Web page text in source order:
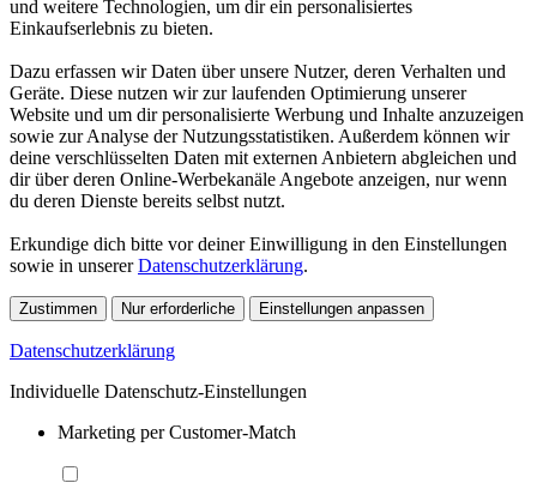
und weitere Technologien, um dir ein personalisiertes
Einkaufserlebnis zu bieten.
Dazu erfassen wir Daten über unsere Nutzer, deren Verhalten und
Geräte. Diese nutzen wir zur laufenden Optimierung unserer
Website und um dir personalisierte Werbung und Inhalte anzuzeigen
sowie zur Analyse der Nutzungsstatistiken. Außerdem können wir
deine verschlüsselten Daten mit externen Anbietern abgleichen und
dir über deren Online-Werbekanäle Angebote anzeigen, nur wenn
du deren Dienste bereits selbst nutzt.
Erkundige dich bitte vor deiner Einwilligung in den Einstellungen
sowie in unsererDatenschutzerklärung.
Zustimmen Nur erforderliche Einstellungen anpassen
Datenschutzerklärung
Individuelle Datenschutz-Einstellungen
Marketing per Customer-Match